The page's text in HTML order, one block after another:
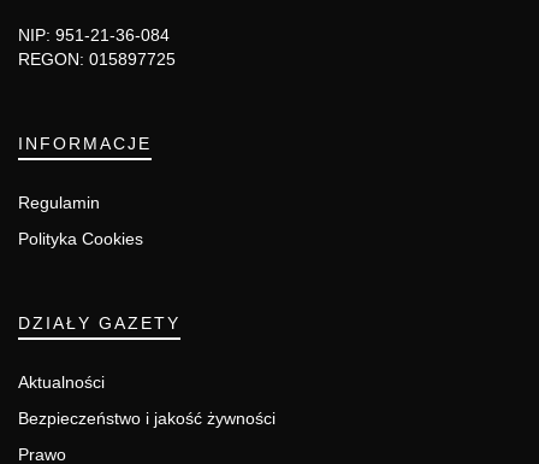
NIP: 951-21-36-084
REGON: 015897725
INFORMACJE
Regulamin
Polityka Cookies
DZIAŁY GAZETY
Aktualności
Bezpieczeństwo i jakość żywności
Prawo